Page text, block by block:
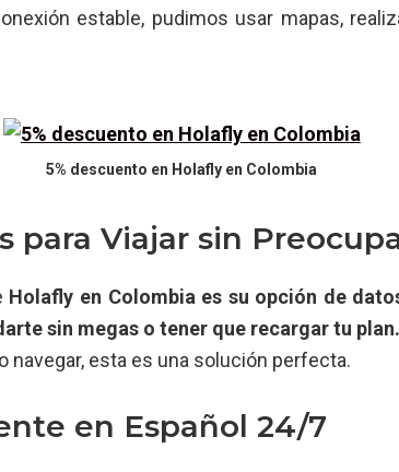
estable, pudimos usar mapas,
5% descuento en Holafly en Colombia
para Viajar sin
Holafly en Colombia es su opción de
sin megas o tener que recargar tu plan.
navegar, esta es una solución perfecta.
en Español 24/7